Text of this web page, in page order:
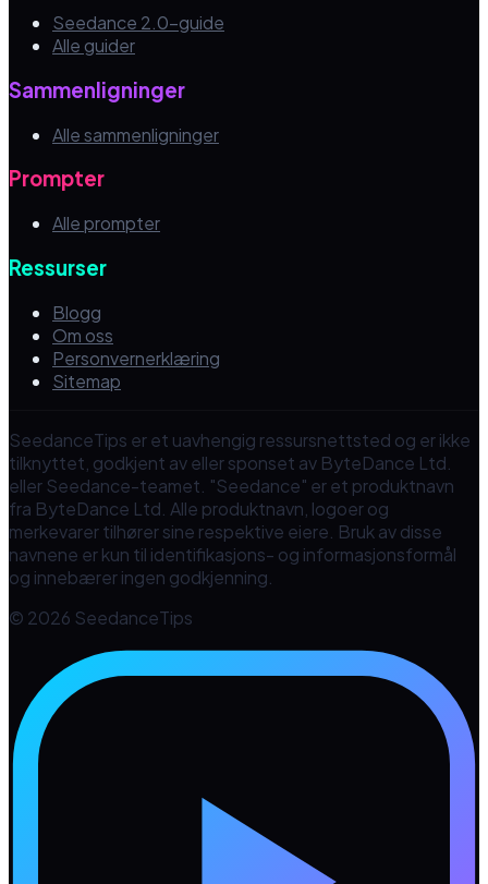
Seedance 2.0-guide
Alle guider
Sammenligninger
Alle sammenligninger
Prompter
Alle prompter
Ressurser
Blogg
Om oss
Personvernerklæring
Sitemap
SeedanceTips er et uavhengig ressursnettsted og er ikke
tilknyttet, godkjent av eller sponset av ByteDance Ltd.
eller Seedance-teamet. "Seedance" er et produktnavn
fra ByteDance Ltd. Alle produktnavn, logoer og
merkevarer tilhører sine respektive eiere. Bruk av disse
navnene er kun til identifikasjons- og informasjonsformål
og innebærer ingen godkjenning.
© 2026 SeedanceTips